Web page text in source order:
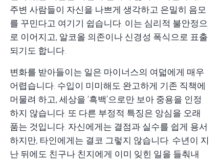
주변 사람들이 자신을 나쁘게 생각하고 은밀히 음모
를 꾸민다고 여기기 쉽습니다. 이는 심리적 불안정으
로 이어지고, 알코올 의존이나 신경성 폭식으로 표출
되기도 합니다.
변화를 받아들이는 일은 마이너스의 여덟에게 매우
어렵습니다. 수입이 미미해도 완고하게 기존 직책에
머물려 하고, 세상을 ‘흑백’으로만 보아 중용을 인정
하지 않습니다. 또 다른 부정적 특징은 앙심을 오래
품는 것입니다. 자신에게는 결점과 실수를 쉽게 용서
하지만, 타인에게는 결코 그렇지 않습니다. 수년이 지
난 뒤에도 친구나 친지에게 이미 잊힌 일을 들춰내